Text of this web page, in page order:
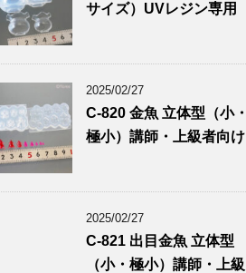
サイズ）UVレジン専用
2025/02/27
C-820 金魚 立体型（小・
極小）講師・上級者向け
2025/02/27
C-821 出目金魚 立体型
（小・極小）講師・上級